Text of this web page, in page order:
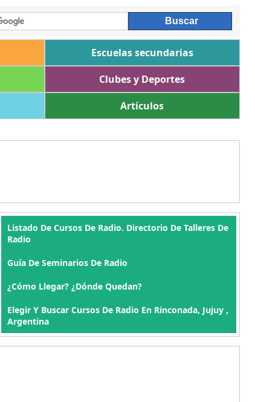
Escuelas secundarias
Clubes y Deportes
Artículos
Listado De Cursos De Radio. Directorio De Talleres De
Radio
Guía De Seminarios De Radio
¿Cómo Llegar? ¿Dónde Quedan?
Elegir Y Buscar Cursos De Radio En Rinconada, Jujuy ,
Argentina